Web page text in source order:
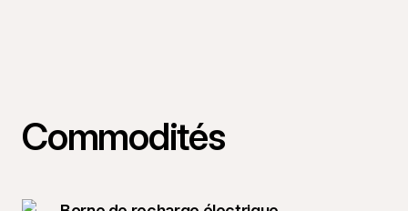
Commodités